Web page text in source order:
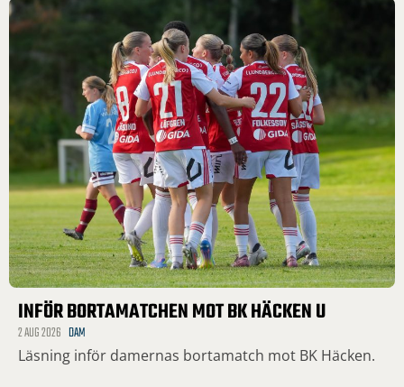
INFÖR BORTAMATCHEN MOT BK HÄCKEN U
2 AUG 2026 DAM
Läsning inför damernas bortamatch mot BK Häcken.